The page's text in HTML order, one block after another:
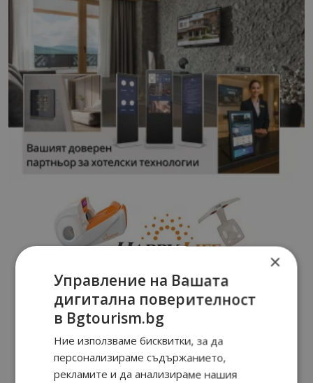
×
Управление на Вашата
дигитална поверителност
в Bgtourism.bg
Ние използваме бисквитки, за да
персонализираме съдържанието,
рекламите и да анализираме нашия